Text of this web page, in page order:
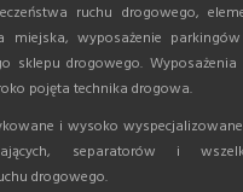
ruchu drogowego,
miejska, wyposażenie
sklepu drogowego.
pojęta technika drogowa.
i wysoko
separatorów i
drogowego.